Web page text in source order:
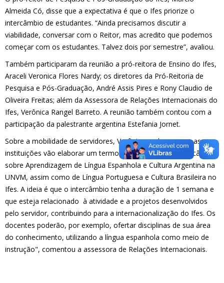
Almeida Có, disse que a expectativa é que o Ifes priorize o
intercâmbio de estudantes. “Ainda precisamos discutir a
viabilidade, conversar com o Reitor, mas acredito que podemos
começar com os estudantes. Talvez dois por semestre”, avaliou.
Também participaram da reunião a pró-reitora de Ensino do Ifes,
Araceli Veronica Flores Nardy; os diretores da Pró-Reitoria de
Pesquisa e Pós-Graduação, André Assis Pires e Rony Claudio de
Oliveira Freitas; além da Assessora de Relações Internacionais do
Ifes, Verônica Rangel Barreto. A reunião também contou com a
participação da palestrante argentina Estefania Jornet.
Sobre a mobilidade de servidores, Verônica esclarece que as
instituições vão elaborar um termo aditivo. "Será um intercâmbio
sobre Aprendizagem de Língua Espanhola e Cultura Argentina na
UNVM, assim como de Língua Portuguesa e Cultura Brasileira no
Ifes. A ideia é que o intercâmbio tenha a duração de 1 semana e
que esteja relacionado à atividade e a projetos desenvolvidos
pelo servidor, contribuindo para a internacionalização do Ifes. Os
docentes poderão, por exemplo, ofertar disciplinas de sua área
do conhecimento, utilizando a língua espanhola como meio de
instrução", comentou a assessora de Relações Internacionais.